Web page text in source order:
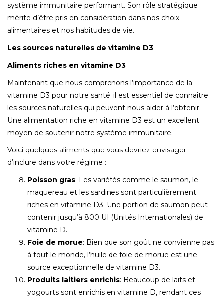
système immunitaire performant. Son rôle stratégique
mérite d’être pris en considération dans nos choix
alimentaires et nos habitudes de vie.
Les sources naturelles de vitamine D3
Aliments riches en vitamine D3
Maintenant que nous comprenons l’importance de la
vitamine D3 pour notre santé, il est essentiel de connaître
les sources naturelles qui peuvent nous aider à l’obtenir.
Une alimentation riche en vitamine D3 est un excellent
moyen de soutenir notre système immunitaire.
Voici quelques aliments que vous devriez envisager
d’inclure dans votre régime :
Poisson gras: Les variétés comme le saumon, le
maquereau et les sardines sont particulièrement
riches en vitamine D3. Une portion de saumon peut
contenir jusqu’à 800 UI (Unités Internationales) de
vitamine D.
Foie de morue: Bien que son goût ne convienne pas
à tout le monde, l’huile de foie de morue est une
source exceptionnelle de vitamine D3.
Produits laitiers enrichis: Beaucoup de laits et
yogourts sont enrichis en vitamine D, rendant ces